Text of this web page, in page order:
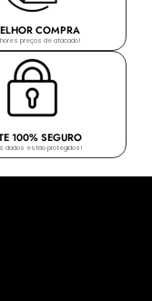
COMPRA
preços de atacado!
100% SEGURO
dados estão protegidos!